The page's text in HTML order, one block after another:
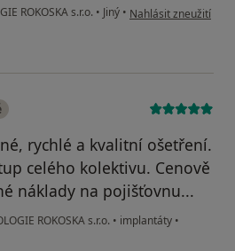
ROKOSKA s.r.o. • Jiný • podle názoru
Nahlásit zneužití
rychlé a kvalitní ošetření.
celého kolektivu. Cenově
náklady na pojišťovnu...
ROKOSKA s.r.o. • implantáty •